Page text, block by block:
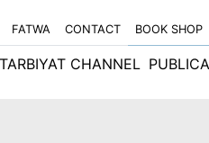
FATWA CONTACT BOOK SHOP
TARBIYAT CHANNEL